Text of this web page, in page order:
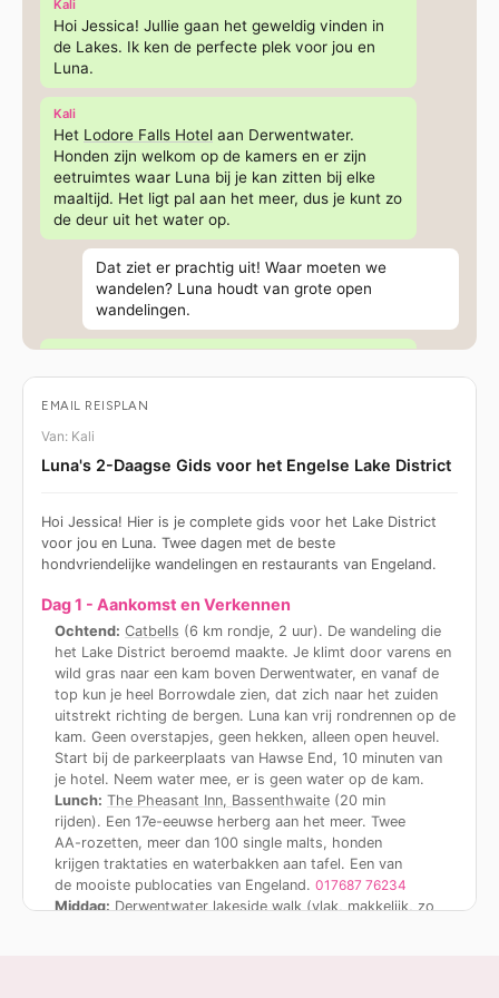
Kali
Hoi Jessica! Jullie gaan het geweldig vinden in
de Lakes. Ik ken de perfecte plek voor jou en
Luna.
Kali
Het Lodore Falls Hotel aan Derwentwater.
Honden zijn welkom op de kamers en er zijn
eetruimtes waar Luna bij je kan zitten bij elke
maaltijd. Het ligt pal aan het meer, dus je kunt zo
de deur uit het water op.
Dat ziet er prachtig uit! Waar moeten we
wandelen? Luna houdt van grote open
wandelingen.
Ik heb ongelooflijke wandelingen voor jullie bij
enkele van de mooiste meren van Engeland.
Kali
wild gras naar de top en het uitzicht laat je
versteld staan. Luna kan vrij rondrennen op de
heuvel. Voor een wandeling langs het meer,
Honister Pass. Kristalhelder water, torenhoge
bergen aan drie kanten, doordeweeks bijna
niemand.
En waar moeten we eten? Ergens waar Luna
mee naar binnen kan?
Kali
Absoluut, ze kan overal mee-eten waar ik zo ga
voorstellen. Honden zijn erg welkom.
Kali
DeDog and Gun in Keswick is een echte pub uit
de Lakes, honden welkom in elke ruimte, en hun
EMAIL REISPLAN
Van: Kali
Luna's 2-Daagse Gids voor het Engelse Lake District
Hoi Jessica! Hier is je complete gids voor het Lake District
voor jou en Luna. Twee dagen met de beste
hondvriendelijke wandelingen en restaurants van Engeland.
Dag 1 - Aankomst en Verkennen
Ochtend: Catbells (6 km rondje, 2 uur). De wandeling die
het Lake District beroemd maakte. Je klimt door varens en
wild gras naar een kam boven Derwentwater, en vanaf de
top kun je heel Borrowdale zien, dat zich naar het zuiden
uitstrekt richting de bergen. Luna kan vrij rondrennen op de
kam. Geen overstapjes, geen hekken, alleen open heuvel.
Start bij de parkeerplaats van Hawse End, 10 minuten van
je hotel. Neem water mee, er is geen water op de kam.
Lunch: The Pheasant Inn, Bassenthwaite (20 min
rijden). Een 17e-eeuwse herberg aan het meer. Twee
AA-rozetten, meer dan 100 single malts, honden
krijgen traktaties en waterbakken aan tafel. Een van
de mooiste publocaties van Engeland. 017687 76234
Middag: Derwentwater lakeside walk(vlak, makkelijk, zo